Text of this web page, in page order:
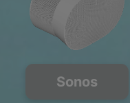
Sonos